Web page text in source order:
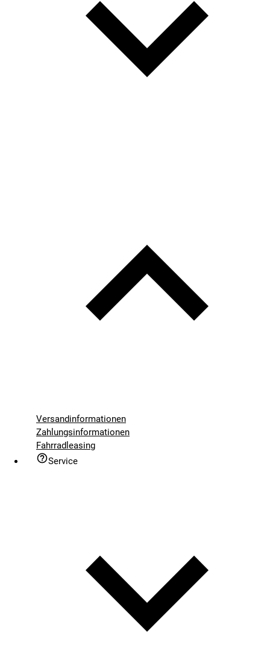
Versandinformationen
Zahlungsinformationen
Fahrradleasing
Service